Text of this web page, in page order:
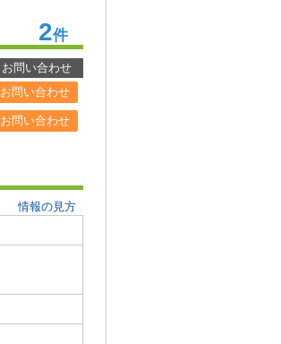
2件
お問い合わせ
お問い合わせ
お問い合わせ
情報の見方